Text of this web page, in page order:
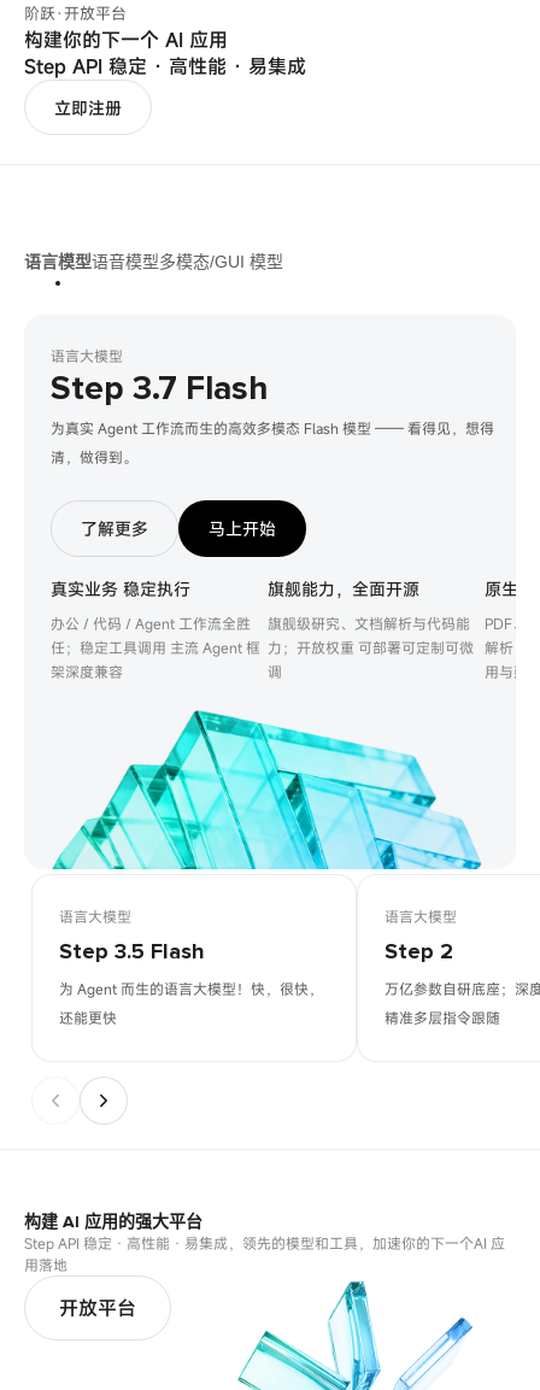
阶跃·开放平台
构建你的下一个 AI 应用
Step API 稳定 · 高性能 · 易集成
立即注册
语言模型语音模型多模态/GUI 模型
语言大模型
Step 3.7 Flash
为真实 Agent 工作流而生的高效多模态 Flash 模型 —— 看得见，想得
清，做得到。
了解更多 马上开始
真实业务 稳定执行
办公 / 代码 / Agent 工作流全胜
任；稳定工具调用 主流 Agent 框
架深度兼容
旗舰能力，全面开源
旗舰级研究、文档解析与代码能
力；开放权重 可部署可定制可微
调
原生
PDF、
解析；
用与延
语言大模型
Step 3.5 Flash
为 Agent 而生的语言大模型！快，很快，
还能更快
语言大模型
Step 2
万亿参数自研底座；深
精准多层指令跟随
构建 AI 应用的强大平台
Step API 稳定 · 高性能 · 易集成，领先的模型和工具，加速你的下一个AI 应
用落地
开放平台